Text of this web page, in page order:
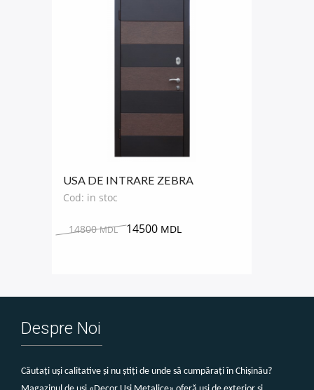
USA DE INTRARE ZEBRA
Cod: in stoc
14800MDL 14500 MDL
Despre Noi
Căutați uși calitative și nu știți de unde să cumpărați în Chișinău?